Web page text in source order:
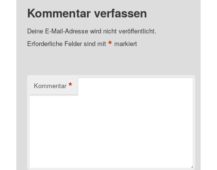
Kommentar verfassen
Deine E-Mail-Adresse wird nicht veröffentlicht.
Erforderliche Felder sind mit* markiert
Kommentar *